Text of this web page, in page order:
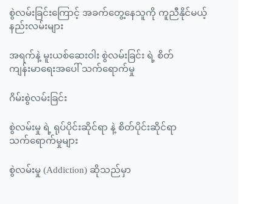
စွဲလမ်းခြင်းကြောင့် အခက်တွေ့နေသူကို ကူညီနိုင်မယ့်
နည်းလမ်းများ
အရက်နဲ့ မူးယစ်ဆေးဝါး စွဲလမ်းခြင်း ရဲ့ စိတ်
ကျန်းမာရေးအပေါ် သက်ရောက်မှု
ဂိမ်းစွဲလမ်းခြင်း
စွဲလမ်းမှု ရဲ့ ရုပ်ပိုင်းဆိုင်ရာ နဲ့ စိတ်ပိုင်းဆိုင်ရာ
သက်ရောက်မှုများ
စွဲလမ်းမှု (Addiction) ဆိုသည်မှာ